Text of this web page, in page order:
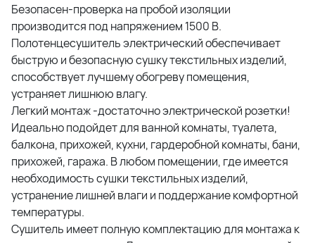
Безопасен-проверка на пробой изоляции
производится под напряжением 1500 В.
Полотенцесушитель электрический обеспечивает
быструю и безопасную сушку текстильных изделий,
способствует лучшему обогреву помещения,
устраняет лишнюю влагу.
Легкий монтаж -достаточно электрической розетки!
Идеально подойдет для ванной комнаты, туалета,
балкона, прихожей, кухни, гардеробной комнаты, бани,
прихожей, гаража. В любом помещении, где имеется
необходимость сушки текстильных изделий,
устранение лишней влаги и поддержание комфортной
температуры.
Сушитель имеет полную комплектацию для монтажа к